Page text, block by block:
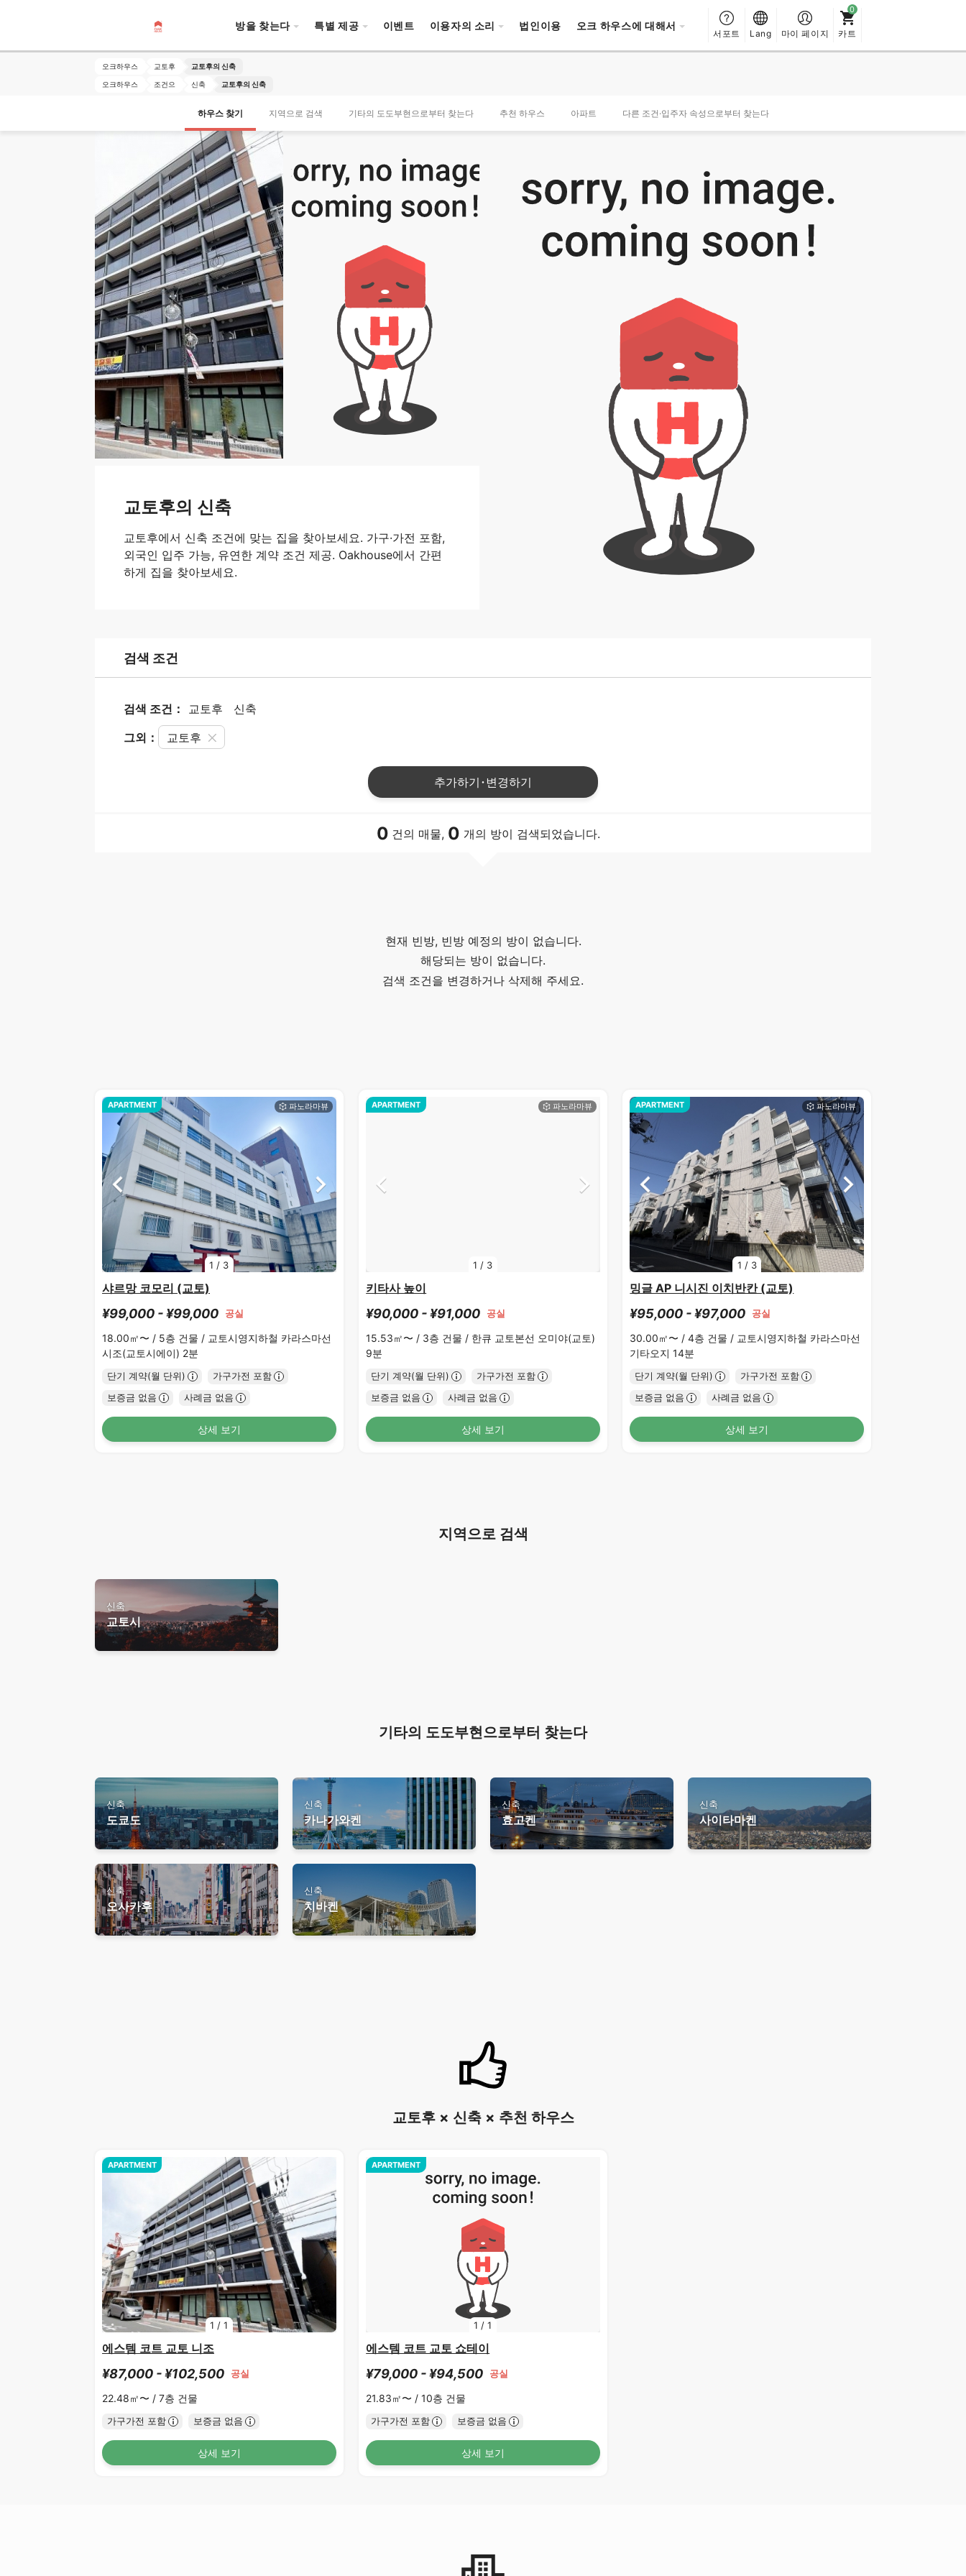
방을 찾는다 특별 제공 이벤트 이용자의 소리 법인이용 오크 하우스에 대해서
서포트 Lang 마이 페이지 카트
오크하우스 교토후 교토후의 신축
오크하우스 조건으 신축 교토후의 신축
하우스 찾기 지역으로 검색 기타의 도도부현으로부터 찾는다 추천 하우스 아파트 다른 조건·입주자 속성으로부터 찾는다
교토후의 신축
교토후에서 신축 조건에 맞는 집을 찾아보세요. 가구·가전 포함,
외국인 입주 가능, 유연한 계약 조건 제공. Oakhouse에서 간편
하게 집을 찾아보세요.
검색 조건
검색 조건： 교토후 신축
그외： 교토후
추가하기･변경하기
0 건의 매물, 0 개의 방이 검색되었습니다.
현재 빈방, 빈방 예정의 방이 없습니다.
해당되는 방이 없습니다.
검색 조건을 변경하거나 삭제해 주세요.
1 / 3
APARTMENT
샤르망 코모리 (교토)
¥99,000 - ¥99,000 공실
18.00㎡〜 / 5층 건물 / 교토시영지하철 카라스마선
시조(교토시에이) 2분
단기 계약(월 단위)
가구가전 포함
보증금 없음
사례금 없음
상세 보기
1 / 3
APARTMENT
키타사 높이
¥90,000 - ¥91,000 공실
15.53㎡〜 / 3층 건물 / 한큐 교토본선 오미야(교토)
9분
단기 계약(월 단위)
가구가전 포함
보증금 없음
사례금 없음
상세 보기
1 / 3
APARTMENT
밍글 AP 니시진 이치반칸 (교토)
¥95,000 - ¥97,000 공실
30.00㎡〜 /4층 건물 / 교토시영지하철 카라스마선
기타오지 14분
단기 계약(월 단위)
가구가전 포함
보증금 없음
사례금 없음
상세 보기
지역으로 검색
신축
교토시
기타의 도도부현으로부터 찾는다
신축
도쿄도
신축
카나가와켄
신축
효고켄
신축
사이타마켄
신축
오사카후
신축
치바켄
교토후 × 신축 × 추천 하우스
1 /1
APARTMENT
에스템 코트 교토 니조
¥87,000 - ¥102,500 공실
22.48㎡〜 / 7층 건물
가구가전 포함 보증금 없음
상세 보기
1 /1
APARTMENT
에스템 코트 교토 쇼테이
¥79,000 - ¥94,500 공실
21.83㎡〜 /10층 건물
가구가전 포함 보증금 없음
상세 보기